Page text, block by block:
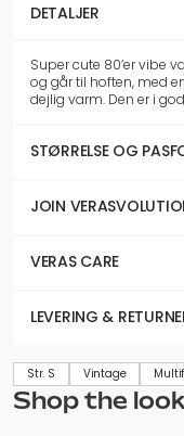
DETALJER
Super cute 80’er vibe
og går til hoften, med
dejlig varm. Den er i
STØRRELSE OG
JOIN
VERAS CARE
LEVERING &
Str. S Vintage
Shop the